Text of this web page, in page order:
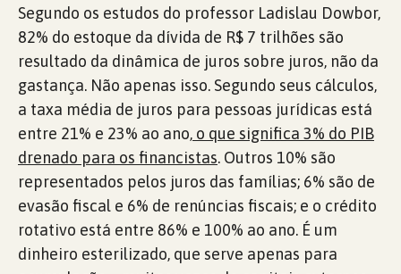
Segundo os estudos do professor Ladislau Dowbor,
82% do estoque da dívida de R$ 7 trilhões são
resultado da dinâmica de juros sobre juros, não da
gastança. Não apenas isso. Segundo seus cálculos,
a taxa média de juros para pessoas jurídicas está
entre 21% e 23% ao ano, o que significa 3% do PIB
drenado para os financistas. Outros 10% são
representados pelos juros das famílias; 6% são de
evasão fiscal e 6% de renúncias fiscais; e o crédito
rotativo está entre 86% e 100% ao ano. É um
dinheiro esterilizado, que serve apenas para